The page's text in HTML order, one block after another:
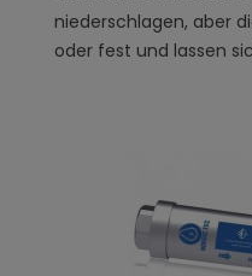
niederschlagen, aber
oder fest und lassen